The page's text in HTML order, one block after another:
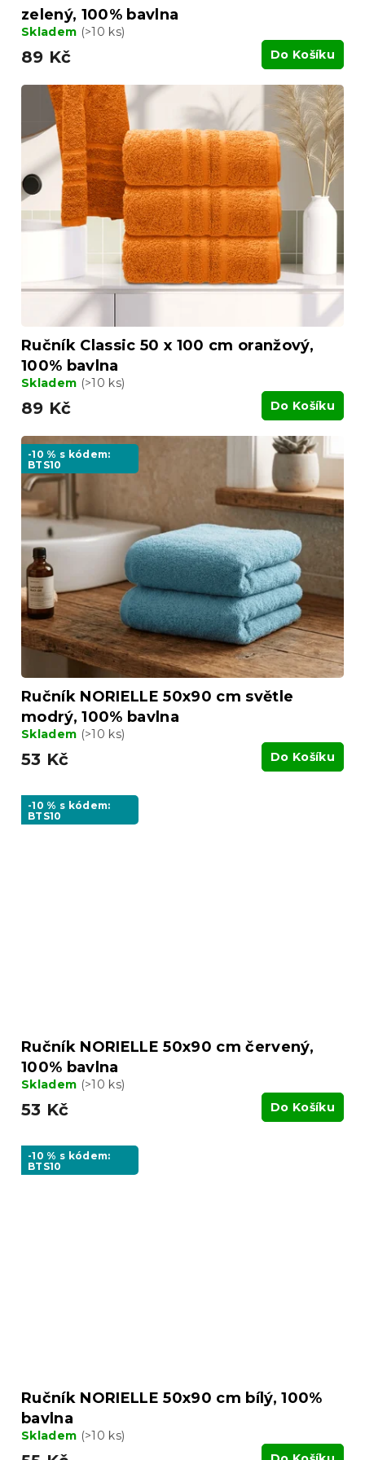
zelený, 100% bavlna
Skladem (>10 ks)
89 Kč Do Košíku
Ručník Classic 50 x 100 cm oranžový,
100% bavlna
Skladem (>10 ks)
89 Kč Do Košíku
-10 % s kódem:
BTS10
Ručník NORIELLE 50x90 cm světle
modrý, 100% bavlna
Skladem (>10 ks)
53 Kč Do Košíku
-10 % s kódem:
BTS10
Ručník NORIELLE 50x90 cm červený,
100% bavlna
Skladem (>10 ks)
53 Kč Do Košíku
-10 % s kódem:
BTS10
Ručník NORIELLE 50x90 cm bílý, 100%
bavlna
Skladem (>10 ks)